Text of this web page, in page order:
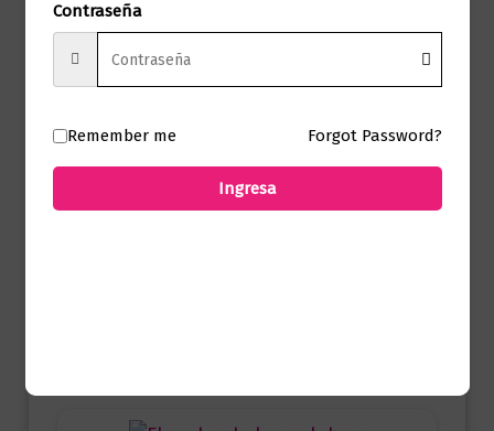
Autoayuda
Contraseña
Remember me Forgot Password?
Ingresa